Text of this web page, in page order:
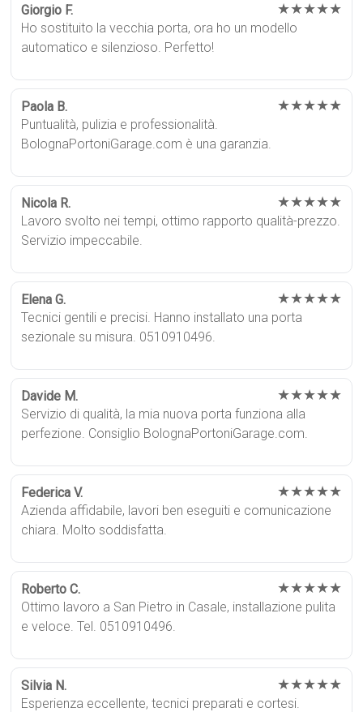
Giorgio F. ★★★★★
Ho sostituito la vecchia porta, ora ho un modello
automatico e silenzioso. Perfetto!
Paola B. ★★★★★
Puntualità, pulizia e professionalità.
BolognaPortoniGarage.com è una garanzia.
Nicola R. ★★★★★
Lavoro svolto nei tempi, ottimo rapporto qualità-prezzo.
Servizio impeccabile.
Elena G. ★★★★★
Tecnici gentili e precisi. Hanno installato una porta
sezionale su misura. 0510910496.
Davide M. ★★★★★
Servizio di qualità, la mia nuova porta funziona alla
perfezione. Consiglio BolognaPortoniGarage.com.
Federica V. ★★★★★
Azienda affidabile, lavori ben eseguiti e comunicazione
chiara. Molto soddisfatta.
Roberto C. ★★★★★
Ottimo lavoro a San Pietro in Casale, installazione pulita
e veloce. Tel. 0510910496.
Silvia N. ★★★★★
Esperienza eccellente, tecnici preparati e cortesi.